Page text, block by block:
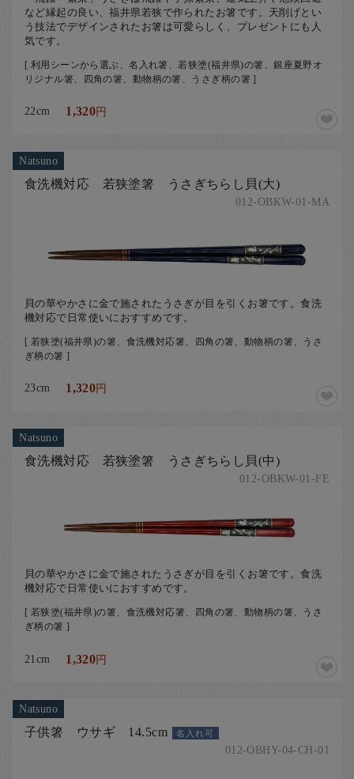
など縁起の良い、福井県若狭で作られたお箸です。天削げとい
う技法でデザインされたお箸は可愛らしく、プレゼントにも人
気です。
[ 利用シーンから選ぶ、名入れ箸、若狭塗(福井県)の箸、銀座夏野オ
リジナル箸、四角の箸、動物柄の箸、うさぎ柄の箸 ]
22cm 1,320円
Natsuno
食洗機対応 若狭塗箸 うさぎちらし貝(大)
012-OBKW-01-MA
貝の華やかさに金で施されたうさぎが目を引くお箸です。食洗
機対応で日常使いにおすすめです。
[ 若狭塗(福井県)の箸、食洗機対応箸、四角の箸、動物柄の箸、うさ
ぎ柄の箸 ]
23cm 1,320円
Natsuno
食洗機対応 若狭塗箸 うさぎちらし貝(中)
012-OBKW-01-FE
貝の華やかさに金で施されたうさぎが目を引くお箸です。食洗
機対応で日常使いにおすすめです。
[ 若狭塗(福井県)の箸、食洗機対応箸、四角の箸、動物柄の箸、うさ
ぎ柄の箸 ]
21cm 1,320円
Natsuno
子供箸 ウサギ 14.5cm 名入れ可
012-OBHY-04-CH-01